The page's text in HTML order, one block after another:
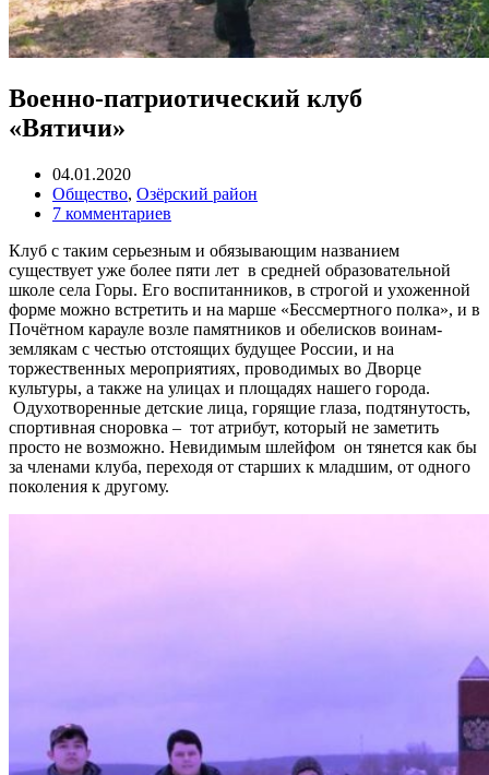
Военно-патриотический клуб
«Вятичи»
04.01.2020
Общество, Озёрский район
7 комментариев
Клуб с таким серьезным и обязывающим названием
существует уже более пяти лет в средней образовательной
школе села Горы. Его воспитанников, в строгой и ухоженной
форме можно встретить и на марше «Бессмертного полка», и в
Почётном карауле возле памятников и обелисков воинам-
землякам с честью отстоящих будущее России, и на
торжественных мероприятиях, проводимых во Дворце
культуры, а также на улицах и площадях нашего города.
Одухотворенные детские лица, горящие глаза, подтянутость,
спортивная сноровка – тот атрибут, который не заметить
просто не возможно. Невидимым шлейфом он тянется как бы
за членами клуба, переходя от старших к младшим, от одного
поколения к другому.